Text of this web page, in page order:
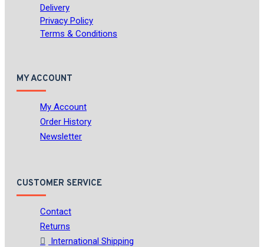
Delivery
Privacy Policy
Terms & Conditions
MY ACCOUNT
My Account
Order History
Newsletter
CUSTOMER SERVICE
Contact
Returns
International Shipping